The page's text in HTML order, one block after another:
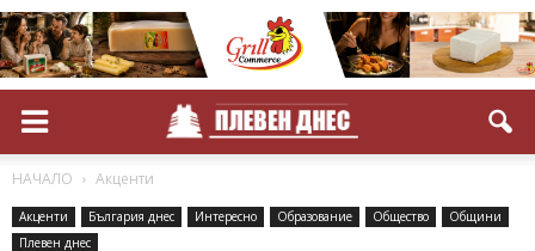
НАЧАЛО Акценти
Акценти България днес Интересно Образование Общество
Общини
Плевен днес